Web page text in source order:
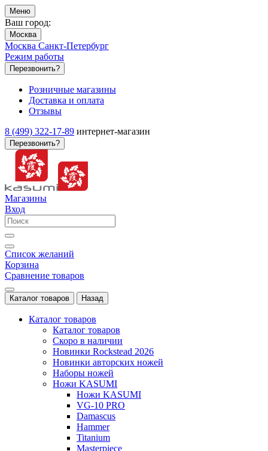
Меню
Ваш город:
Москва
Москва Санкт-Петербург
Режим работы
Перезвонить?
Розничные магазины
Доставка и оплата
Отзывы
8 (499) 322-17-89 интернет-магазин
Перезвонить?
Магазины
Вход
Список желаний
Корзина
Сравнение товаров
Каталог товаров Назад
Каталог товаров
Каталог товаров
Скоро в наличии
Новинки Rockstead 2026
Новинки авторских ножей
Наборы ножей
Ножи KASUMI
Ножи KASUMI
VG-10 PRO
Damascus
Hammer
Titanium
Masterpiece